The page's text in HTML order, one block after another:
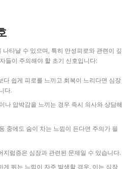
타날 수 있으며, 특히 만성피로와 관련이 깊
들이 주의해야 할 초기 신호입니다:
다 쉽게 피로를 느끼고 회복이 느리다면 심장
다.
나 압박감을 느끼는 경우 즉시 의사와 상담해
중에도 숨이 차는 느낌이 든다면 주의가 필
지럼증은 심장과 관련된 문제일 수 있습니다.
게 뛰는 느낌이 자주 발생할 경우, 이는 심장